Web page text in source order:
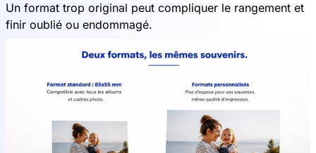
Un format trop original peut compliquer le rangement et
finir oublié ou endommagé.